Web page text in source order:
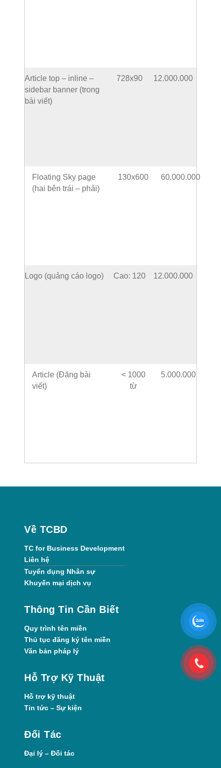
Article top – inline –
sidebar banner (trong
bài viết)
728x90 12.000.000
Floating Sky page
(hai bên trái – phải)
130x600 60.000.000
Logo (quảng cáo logo) Cao: 120 12.000.000
Article (Đăng bài
viết)
< 1000
từ
5.000.000
Về TCBD
TC for Business Development
Liên hệ
Tuyển dụng Nhân sự
Khuyến mại dịch vụ
Thông Tin Cần Biết
Quy trình tên miền
Thủ tục đăng ký tên miền
Văn bản pháp lý
Hỗ Trợ Kỹ Thuật
Hỗ trợ kỹ thuật
Tin tức – Sự kiện
Đối Tác
Đại lý – Đối tác